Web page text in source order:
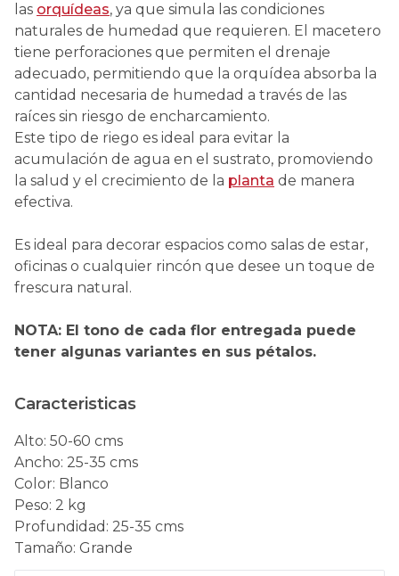
las orquídeas, ya que simula las condiciones
naturales de humedad que requieren. El macetero
tiene perforaciones que permiten el drenaje
adecuado, permitiendo que la orquídea absorba la
cantidad necesaria de humedad a través de las
raíces sin riesgo de encharcamiento.
Este tipo de riego es ideal para evitar la
acumulación de agua en el sustrato, promoviendo
la salud y el crecimiento de la planta de manera
efectiva.
Es ideal para decorar espacios como salas de estar,
oficinas o cualquier rincón que desee un toque de
frescura natural.
NOTA: El tono de cada flor entregada puede
tener algunas variantes en sus pétalos.
Caracteristicas
Alto: 50-60 cms
Ancho: 25-35 cms
Color: Blanco
Peso: 2 kg
Profundidad : 25-35 cms
Tamaño: Grande